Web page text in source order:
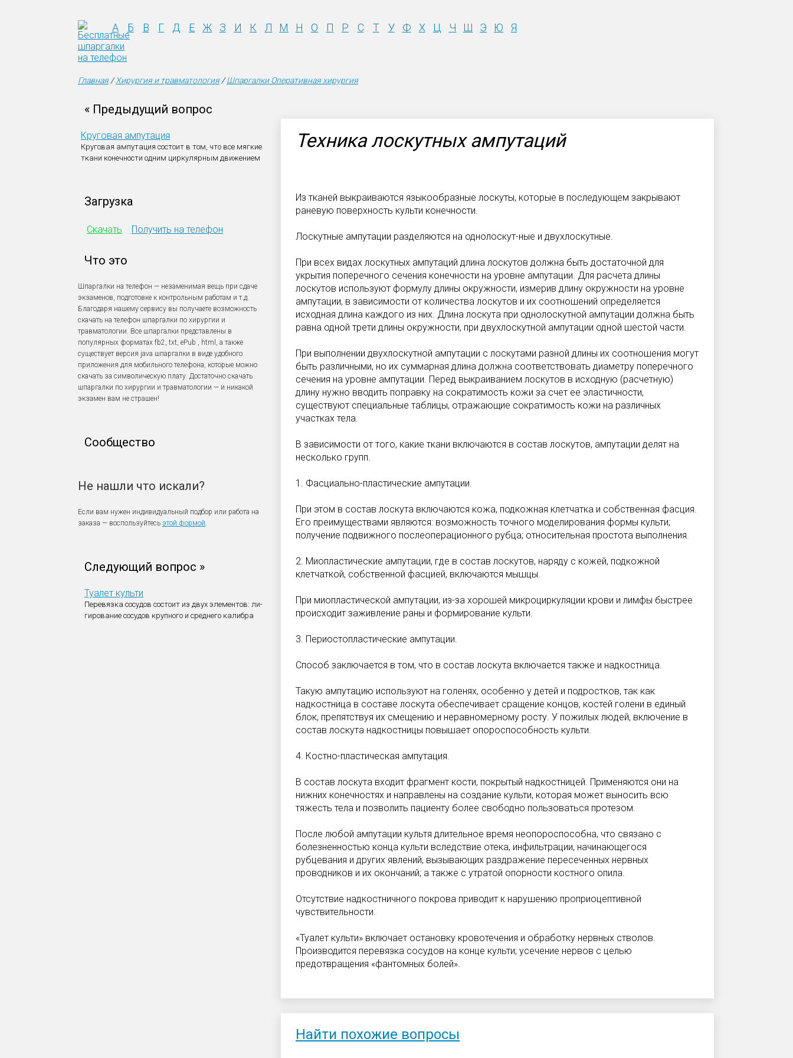
А Б В Г Д Е Ж З И К Л М Н О П Р С Т У Ф Х Ц Ч Ш Э Ю Я
Главная/Хирургия и травматология/Шпаргалки Оперативная хирургия
« Предыдущий вопрос
Круговая ампутация
Круговая ампутация состоит в том, что все мягкие
ткани конечности одним циркулярным движением
Загрузка
Скачать Получить на телефон
Что это
Шпаргалки на телефон — незаменимая вещь при сдаче
экзаменов, подготовке к контрольным работам и т.д.
Благодаря нашему сервису вы получаете возможность
скачать на телефон шпаргалки по хирургии и
травматологии. Все шпаргалки представлены в
популярных форматах fb2, txt, ePub , html, а также
существует версия java шпаргалки в виде удобного
приложения для мобильного телефона, которые можно
скачать за символическую плату. Достаточно скачать
шпаргалки по хирургии и травматологии — и никакой
экзамен вам не страшен!
Сообщество
Не нашли что искали?
Если вам нужен индивидуальный подбор или работа на
заказа — воспользуйтесь этой формой.
Следующий вопрос »
Туалет культи
Перевязка сосудов состоит из двух элементов: ли-
гирование сосудов крупного и среднего калибра
Техника лоскутных ампутаций
Из тканей выкраиваются языкообразные лоскуты, которые в последующем закрывают
раневую поверхность культи конечности.
Лоскутные ампутации разделяются на однолоскут-ные и двухлоскутные.
При всех видах лоскутных ампутаций длина лоскутов должна быть достаточной для
укрытия поперечного сечения конечности на уровне ампутации. Для расчета длины
лоскутов используют формулу длины окружности, измерив длину окружности на уровне
ампутации, в зависимости от количества лоскутов и их соотношений определяется
исходная длина каждого из них. Длина лоскута при однолоскутной ампутации должна быть
равна одной трети длины окружности, при двухлоскутной ампутации одной шестой части.
При выполнении двухлоскутной ампутации с лоскутами разной длины их соотношения могут
быть различными, но их суммарная длина должна соответствовать диаметру поперечного
сечения на уровне ампутации. Перед выкраиванием лоскутов в исходную (расчетную)
длину нужно вводить поправку на сократимость кожи за счет ее эластичности,
существуют специальные таблицы, отражающие сократимость кожи на различных
участках тела.
В зависимости от того, какие ткани включаются в состав лоскутов, ампутации делят на
несколько групп.
1. Фасциально-пластические ампутации.
При этом в состав лоскута включаются кожа, подкожная клетчатка и собственная фасция.
Его преимуществами являются: возможность точного моделирования формы культи;
получение подвижного послеоперационного рубца; относительная простота выполнения.
2. Миопластические ампутации, где в состав лоскутов, наряду с кожей, подкожной
клетчаткой, собственной фасцией, включаются мышцы.
При миопластической ампутации, из-за хорошей микроциркуляции крови и лимфы быстрее
происходит заживление раны и формирование культи.
3. Периостопластические ампутации.
Способ заключается в том, что в состав лоскута включается также и надкостница.
Такую ампутацию используют на голенях, особенно у детей и подростков, так как
надкостница в составе лоскута обеспечивает сращение концов, костей голени в единый
блок, препятствуя их смещению и неравномерному росту. У пожилых людей, включение в
состав лоскута надкостницы повышает опороспособность культи.
4. Костно-пластическая ампутация.
В состав лоскута входит фрагмент кости, покрытый надкостницей. Применяются они на
нижних конечностях и направлены на создание культи, которая может выносить всю
тяжесть тела и позволить пациенту более свободно пользоваться протезом.
После любой ампутации культя длительное время неопороспособна, что связано с
болезненностью конца культи вследствие отека, инфильтрации, начинающегося
рубцевания и других явлений, вызывающих раздражение пересеченных нервных
проводников и их окончаний; а также с утратой опорности костного опила.
Отсутствие надкостничного покрова приводит к нарушению проприоцептивной
чувствительности.
«Туалет культи» включает остановку кровотечения и обработку нервных стволов.
Производится перевязка сосудов на конце культи; усечение нервов с целью
предотвращения «фантомных болей».
Найти похожие вопросы